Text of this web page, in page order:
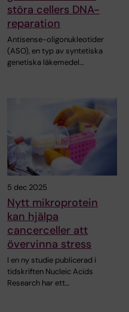
störa cellers DNA-
reparation
Antisense-oligonukleotider
(ASO), en typ av syntetiska
genetiska läkemedel…
5 dec 2025
Nytt mikroprotein
kan hjälpa
cancerceller att
övervinna stress
I en ny studie publicerad i
tidskriften Nucleic Acids
Research har ett…